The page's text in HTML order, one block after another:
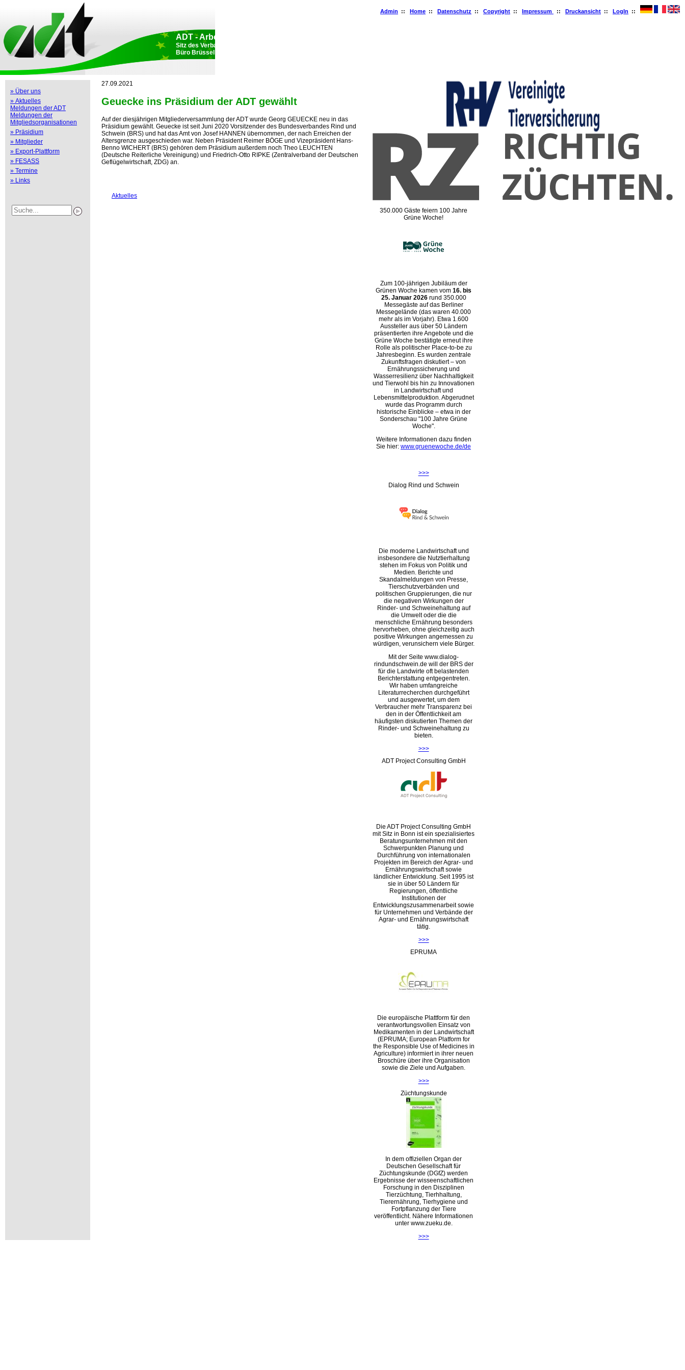
Admin :: Home :: Datenschutz :: Copyright :: Impressum :: Druckansicht :: LogIn ::
ADT - Arbeitsgemeinschaft Deutscher Tierzüchter e.V.
Sitz des Verbandes: Adenauerallee 174 • 53113 Bonn • Deutschland
Büro Brüssel: Rue du Luxembourg 47-51 • 1050 Brüssel • Belgien
» Über uns
» Aktuelles
Meldungen der ADT
Meldungen der
Mitgliedsorganisationen
» Präsidium
» Mitglieder
» Export-Plattform
» FESASS
» Termine
» Links
27.09.2021
Geuecke ins Präsidium der ADT gewählt
Auf der diesjährigen Mitgliederversammlung der ADT wurde Georg GEUECKE neu in das
Präsidium gewählt. Geuecke ist seit Juni 2020 Vorsitzender des Bundesverbandes Rind und
Schwein (BRS) und hat das Amt von Josef HANNEN übernommen, der nach Erreichen der
Altersgrenze ausgeschieden war. Neben Präsident Reimer BÖGE und Vizepräsident Hans-
Benno WICHERT (BRS) gehören dem Präsidium außerdem noch Theo LEUCHTEN
(Deutsche Reiterliche Vereinigung) und Friedrich-Otto RIPKE (Zentralverband der Deutschen
Geflügelwirtschaft, ZDG) an.
Aktuelles
350.000 Gäste feiern 100 Jahre
Grüne Woche!
Zum 100-jährigen Jubiläum der
Grünen Woche kamen vom 16. bis
25. Januar 2026 rund 350.000
Messegäste auf das Berliner
Messegelände (das waren 40.000
mehr als im Vorjahr). Etwa 1.600
Aussteller aus über 50 Ländern
präsentierten ihre Angebote und die
Grüne Woche bestätigte erneut ihre
Rolle als politischer Place-to-be zu
Jahresbeginn. Es wurden zentrale
Zukunftsfragen diskutiert – von
Ernährungssicherung und
Wasserresilienz über Nachhaltigkeit
und Tierwohl bis hin zu Innovationen
in Landwirtschaft und
Lebensmittelproduktion. Abgerudnet
wurde das Programm durch
historische Einblicke – etwa in der
Sonderschau
100 Jahre Grüne
Woche .
Weitere Informationen dazu finden
Sie hier: www.gruenewoche.de/de
>>>
Dialog Rind und Schwein
Die moderne Landwirtschaft und
insbesondere die Nutztierhaltung
stehen im Fokus von Politik und
Medien. Berichte und
Skandalmeldungen von Presse,
Tierschutzverbänden und
politischen Gruppierungen, die nur
die negativen Wirkungen der
Rinder- und Schweinehaltung auf
die Umwelt oder die die
menschliche Ernährung besonders
hervorheben, ohne gleichzeitig auch
positive Wirkungen angemessen zu
würdigen, verunsichern viele Bürger.
Mit der Seite www.dialog-
rindundschwein.de will der BRS der
für die Landwirte oft belastenden
Berichterstattung entgegentreten.
Wir haben umfangreiche
Literaturrecherchen durchgeführt
und ausgewertet, um dem
Verbraucher mehr Transparenz bei
den in der Öffentlichkeit am
häufigsten diskutierten Themen der
Rinder- und Schweinehaltung zu
bieten.
>>>
ADT Project Consulting GmbH
Die ADT Project Consulting GmbH
mit Sitz in Bonn ist ein spezialisiertes
Beratungsunternehmen mit den
Schwerpunkten Planung und
Durchführung von internationalen
Projekten im Bereich der Agrar- und
Ernährungswirtschaft sowie
ländlicher Entwicklung. Seit 1995 ist
sie in über 50 Ländern für
Regierungen, öffentliche
Institutionen der
Entwicklungszusammenarbeit sowie
für Unternehmen und Verbände der
Agrar- und Ernährungswirtschaft
tätig.
>>>
EPRUMA
Die europäische Plattform für den
verantwortungsvollen Einsatz von
Medikamenten in der Landwirtschaft
(EPRUMA; European Platform for
the Responsible Use of Medicines in
Agriculture) informiert in ihrer neuen
Broschüre über ihre Organisation
sowie die Ziele und Aufgaben.
>>>
Züchtungskunde
In dem offiziellen Organ der
Deutschen Gesellschaft für
Züchtungskunde (DGfZ) werden
Ergebnisse der wisseenschaftlichen
Forschung in den Disziplinen
Tierzüchtung, Tierhhaltung,
Tierernährung, Tierhygiene und
Fortpflanzung der Tiere
veröffentlicht. Nähere Informationen
unter www.zueku.de.
>>>